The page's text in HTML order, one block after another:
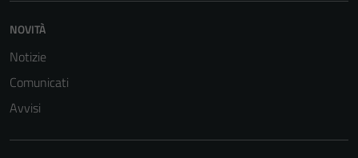
NOVITÀ
Notizie
Comunicati
Avvisi